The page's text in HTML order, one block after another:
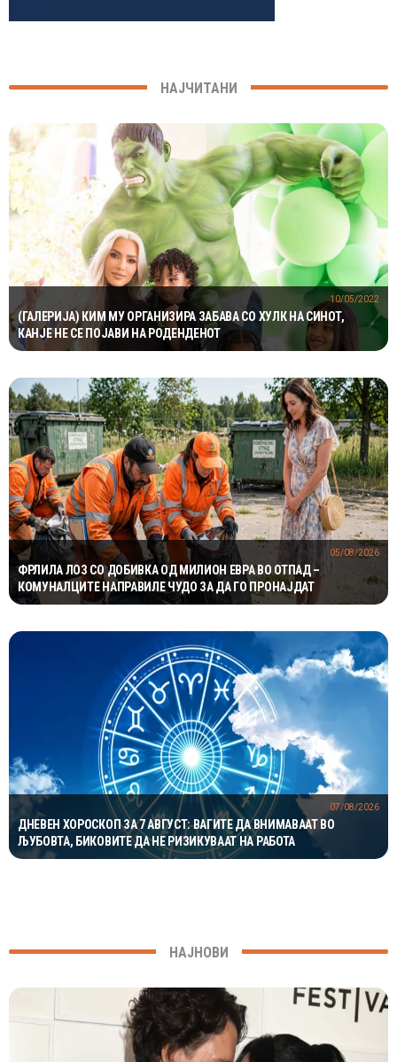
НАЈЧИТАНИ
(ГАЛЕРИЈА) КИМ МУ ОРГАНИЗИРА ЗАБАВА СО ХУЛК НА СИНОТ,
КАНЈЕ НЕ СЕ ПОЈАВИ НА РОДЕНДЕНОТ
10/05/2022
ФРЛИЛА ЛОЗ СО ДОБИВКА ОД МИЛИОН ЕВРА ВО ОТПАД –
КОМУНАЛЦИТЕ НАПРАВИЛЕ ЧУДО ЗА ДА ГО ПРОНАЈДАТ
05/08/2026
ДНЕВЕН ХОРОСКОП ЗА 7 АВГУСТ: ВАГИТЕ ДА ВНИМАВААТ ВО
ЉУБОВТА, БИКОВИТЕ ДА НЕ РИЗИКУВААТ НА РАБОТА
07/08/2026
НАЈНОВИ